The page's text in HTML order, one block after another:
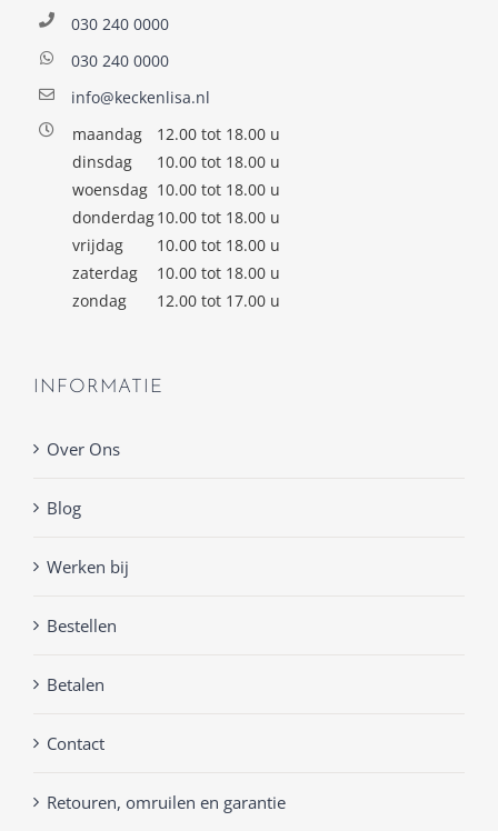
030 240 0000
030 240 0000
info@keckenlisa.nl
maandag
12.00 tot 18.00 u
dinsdag
10.00 tot 18.00 u
woensdag 10.00 tot 18.00 u
donderdag10.00 tot 18.00 u
vrijdag
10.00 tot 18.00 u
zaterdag
10.00 tot 18.00 u
zondag
12.00 tot 17.00 u
INFORMATIE
Over Ons
Blog
Werken bij
Bestellen
Betalen
Contact
Retouren, omruilen en garantie